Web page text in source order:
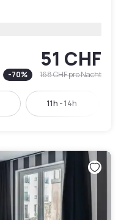
51 CHF
-70% 168 CHFpro Nacht
11h - 14h